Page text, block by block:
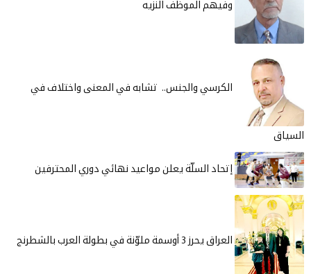
وفيهم الموظف النزيه
الكرسي والجنس.. تشابه في المعنى واختلاف في
السياق
إتحاد السلّة يعلن مواعيد نهائي دوري المحترفين
العراق يحرز 3 أوسمة ملوّنة في بطولة العرب بالشطرنج